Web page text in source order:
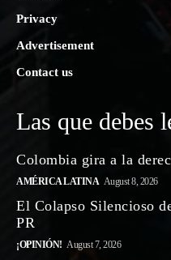
Privacy
Advertisement
Contact us
Las que debes
Colombia gira a la
AMÉRICA LATINA August 8, 2026
El Colapso Silencioso
PR
¡OPINIÓN! August 7, 2026